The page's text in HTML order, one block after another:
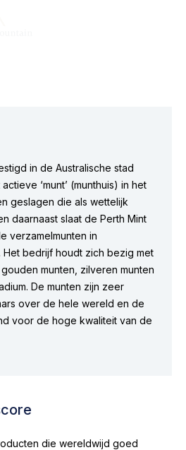
in de Australische stad
‘munt’ (munthuis) in het
geslagen die als wettelijk
daarnaast slaat de Perth Mint
verzamelmunten in
bedrijf houdt zich bezig met
munten, zilveren munten
De munten zijn zeer
over de hele wereld en de
voor de hoge kwaliteit van de
die wereldwijd goed